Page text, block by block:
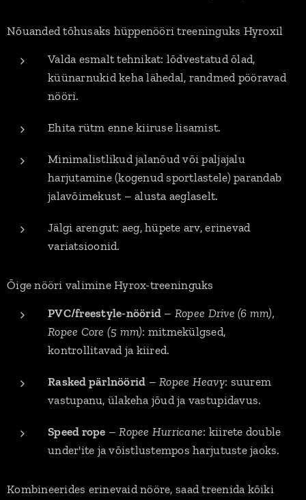
Nõuanded tõhusaks hüppenööri treeninguks Hyroxil
Valda esmalt tehnikat: lõdvestatud õlad,
küünarnukid keha lähedal, randmed pööravad
nööri.
Ehita rütm enne kiiruse lisamist.
Minimalistlikud jalanõud või paljajalu
harjutamine (kogenud sportlastele) parandab
jalavõimekust – alusta aeglaselt.
Jälgi arengut: aeg, hüpete arv, erinevad
variatsioonid.
Õige nööri valimine Hyrox-treeninguks
PVC/freestyle-nöörid – Ropee Drive (6 mm),
Ropee Core (5 mm): mitmekülgsed,
kontrollitavad ja kiired.
Rasked pärlnöörid –Ropee Heavy: suurem
vastupanu, ülakeha jõud ja vastupidavus.
Speed rope –Ropee Hurricane: kiirete double
under'ite ja võistlustempos harjutuste jaoks.
Kombineerides erinevaid nööre, saad treenida kõiki